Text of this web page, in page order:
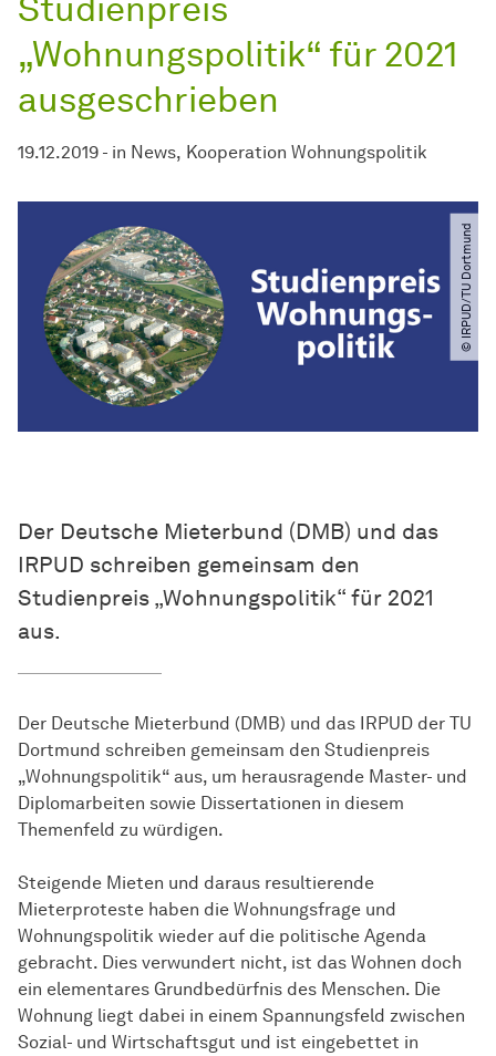
„Wohnungspolitik“ für 2021
ausgeschrieben
19.12.2019 - in News Kooperation Wohnungspolitik
© IRPUD​/​TU Dortmund
Der Deutsche Mieterbund (DMB) und das
IRPUD schreiben gemeinsam den
Studienpreis „Wohnungspolitik“ für 2021
aus.
Der Deutsche Mieterbund (DMB) und das IRPUD der TU
Dortmund schreiben gemeinsam den Studienpreis
„Wohnungspolitik“ aus, um herausragende Master- und
Diplomarbeiten sowie Dissertationen in diesem
Themenfeld zu würdigen.
Steigende Mieten und daraus resultierende
Mieterproteste haben die Wohnungsfrage und
Wohnungspolitik wieder auf die politische Agenda
gebracht. Dies verwundert nicht, ist das Wohnen doch
ein elementares Grundbedürfnis des Menschen. Die
Wohnung liegt dabei in einem Spannungsfeld zwischen
Sozial- und Wirtschaftsgut und ist eingebettet in